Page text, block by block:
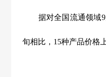
据对全国流通领域9
旬相比， 15种产品价格